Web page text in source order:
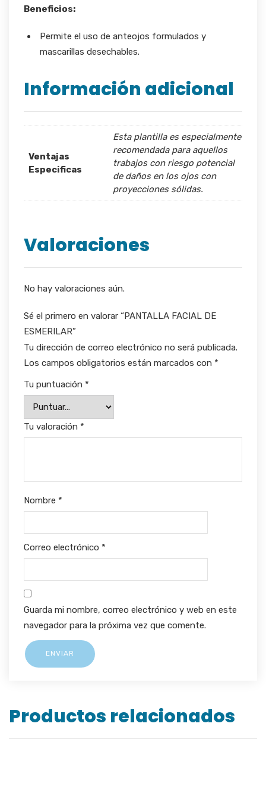
Beneficios:
Permite el uso de anteojos formulados y
mascarillas desechables.
Información adicional
Ventajas
Especificas
Esta plantilla es especialmente
recomendada para aquellos
trabajos con riesgo potencial
de daños en los ojos con
proyecciones sólidas.
Valoraciones
No hay valoraciones aún.
Sé el primero en valorar “PANTALLA FACIAL DE
ESMERILAR”
Tu dirección de correo electrónico no será publicada.
Los campos obligatorios están marcados con *
Tu puntuación *
Tu valoración *
Nombre *
Correo electrónico *
Guarda mi nombre, correo electrónico y web en este
navegador para la próxima vez que comente.
Productos relacionados